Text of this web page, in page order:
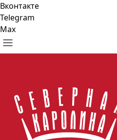
Вконтакте
Telegram
Max